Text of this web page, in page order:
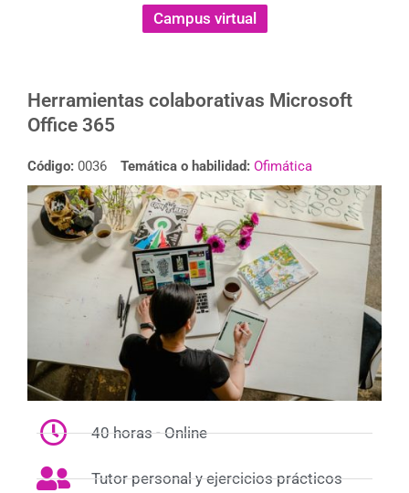
Campus virtual
Herramientas colaborativas Microsoft
Office 365
Código: 0036 Temática o habilidad: Ofimática
40 horas - Online
Tutor personal y ejercicios prácticos